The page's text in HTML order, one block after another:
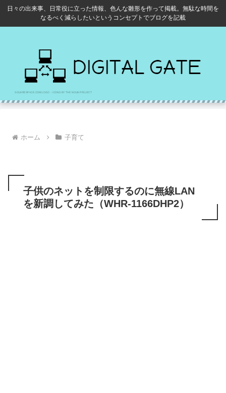
日々の出来事、日常役に立った情報、色んな雛形を作って掲載。無駄な時間を
なるべく減らしたいというコンセプトでブログを記載
ホーム 子育て
子供のネットを制限するのに無線LAN
を新調してみた（WHR-1166DHP2）